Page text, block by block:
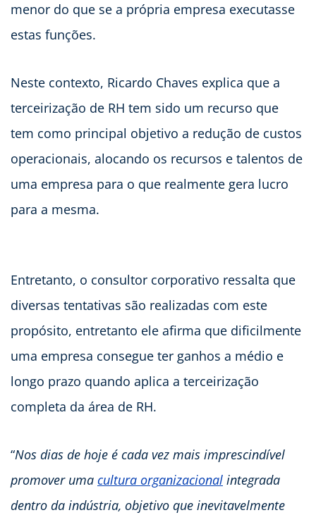
menor do que se a própria empresa executasse
estas funções.
Neste contexto, Ricardo Chaves explica que a
terceirização de RH tem sido um recurso que
tem como principal objetivo a redução de custos
operacionais, alocando os recursos e talentos de
uma empresa para o que realmente gera lucro
para a mesma.
Entretanto, o consultor corporativo ressalta que
diversas tentativas são realizadas com este
propósito, entretanto ele afirma que dificilmente
uma empresa consegue ter ganhos a médio e
longo prazo quando aplica a terceirização
completa da área de RH.
“Nos dias de hoje é cada vez mais imprescindível
promover uma cultura organizacional integrada
dentro da indústria, objetivo que inevitavelmente